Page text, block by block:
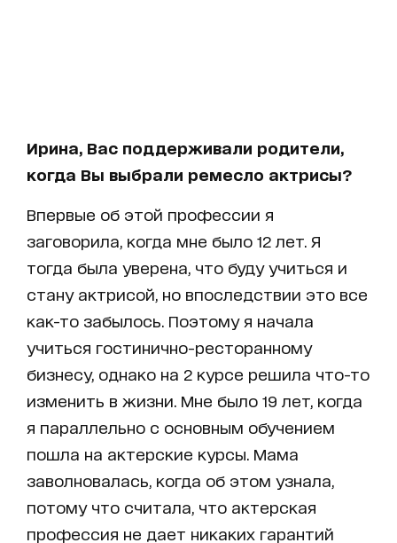
Ирина, Вас поддерживали родители,
когда Вы выбрали ремесло актрисы?
Впервые об этой профессии я
заговорила, когда мне было 12 лет. Я
тогда была уверена, что буду учиться и
стану актрисой, но впоследствии это все
как-то забылось. Поэтому я начала
учиться гостинично-ресторанному
бизнесу, однако на 2 курсе решила что-то
изменить в жизни. Мне было 19 лет, когда
я параллельно с основным обучением
пошла на актерские курсы. Мама
заволновалась, когда об этом узнала,
потому что считала, что актерская
профессия не дает никаких гарантий